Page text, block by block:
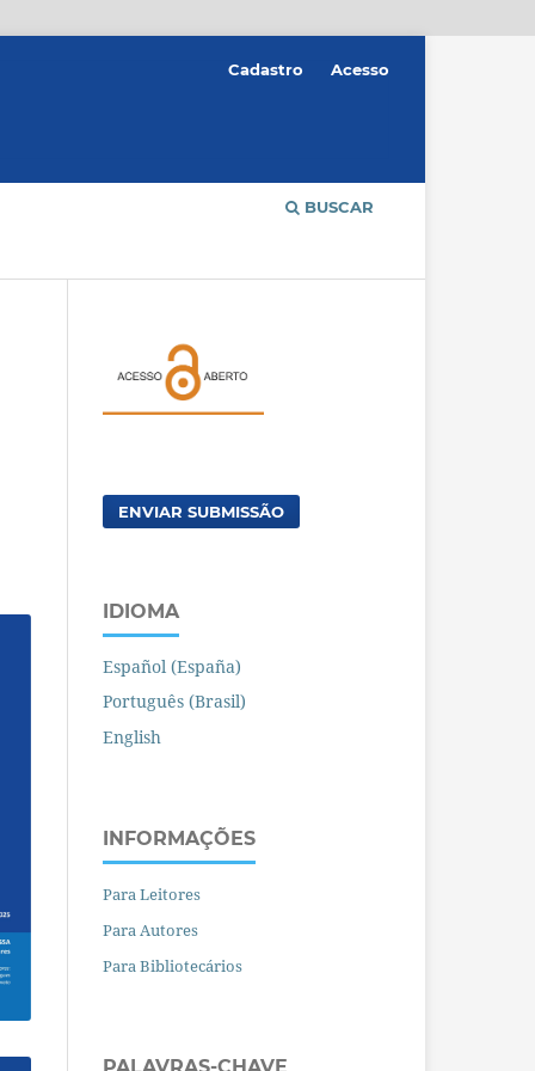
BUSCAR
Cadastro Acesso
ENVIAR SUBMISSÃO
IDIOMA
Español (España)
Português (Brasil)
English
INFORMAÇÕES
Para Leitores
Para Autores
Para Bibliotecários